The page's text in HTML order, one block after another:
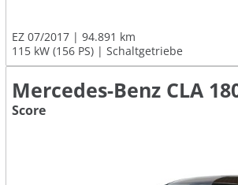
EZ 07/2017
94.891 km
115 kW (156 PS)
Schaltgetriebe
Mercedes-Benz CLA
Score